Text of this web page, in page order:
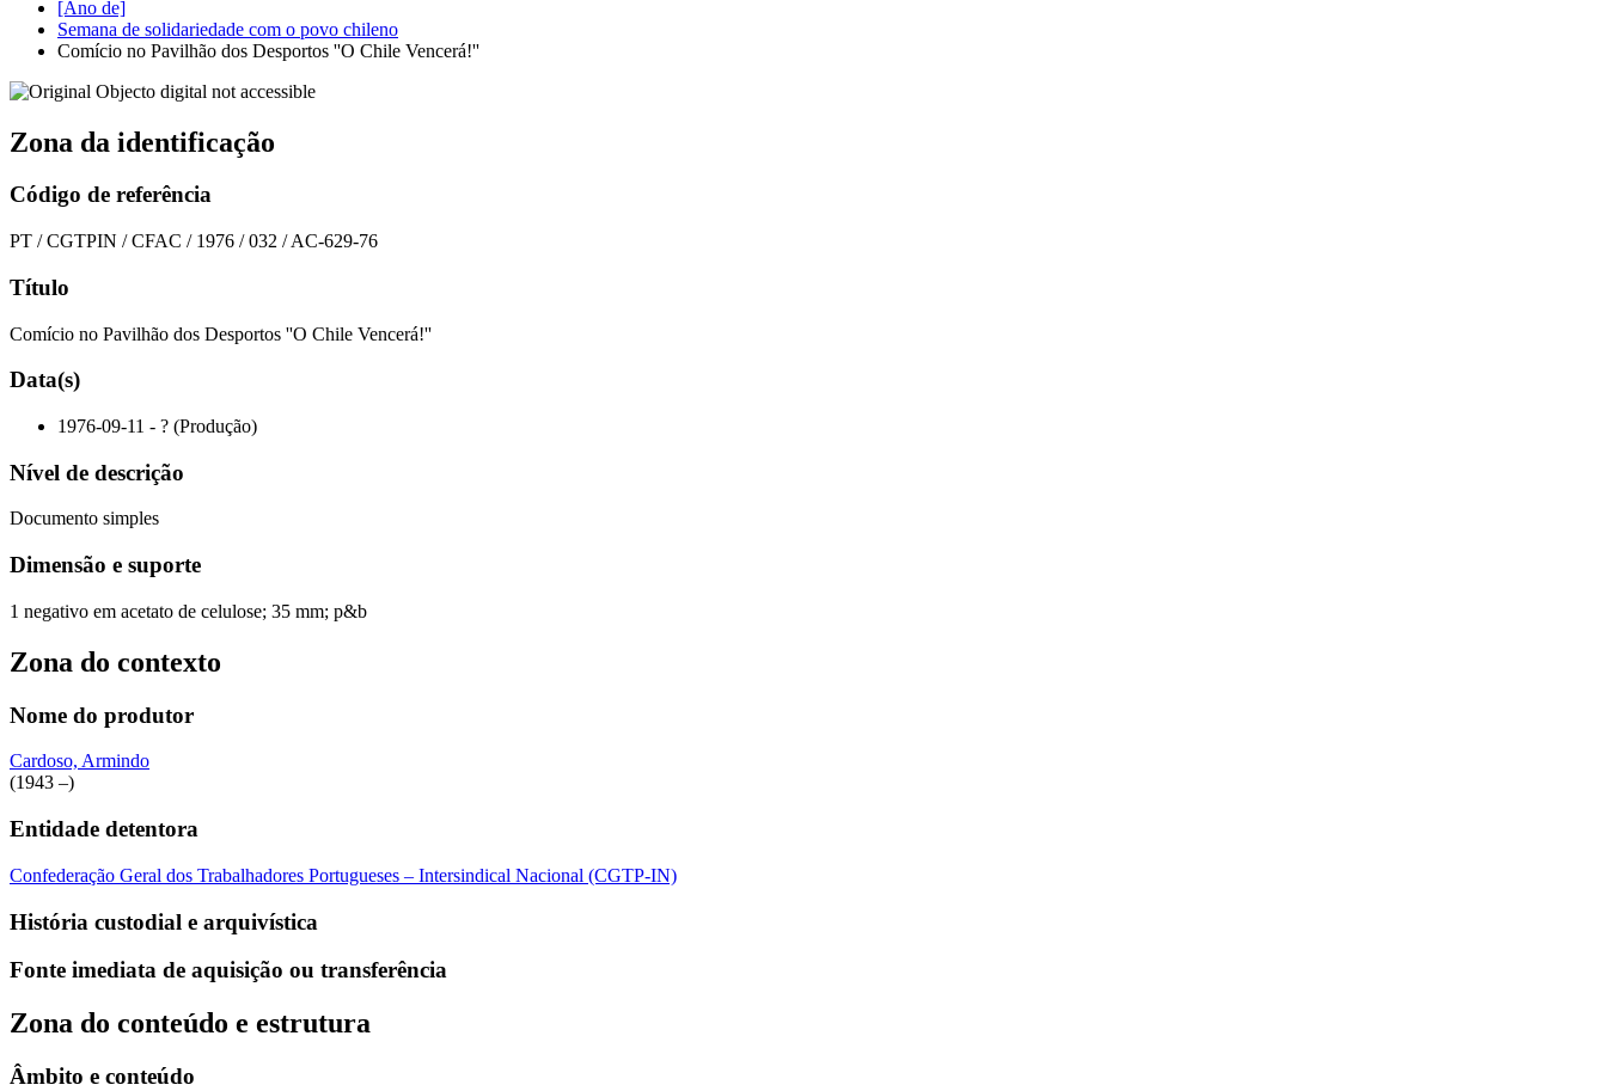
[Ano de]
Semana de solidariedade com o povo chileno
Comício no Pavilhão dos Desportos ''O Chile Vencerá!''
Zona da identificação
Código de referência
PT / CGTPIN / CFAC / 1976 / 032 / AC-629-76
Título
Comício no Pavilhão dos Desportos ''O Chile Vencerá!''
Data(s)
1976-09-11 - ? (Produção)
Nível de descrição
Documento simples
Dimensão e suporte
1 negativo em acetato de celulose; 35 mm; p&b
Zona do contexto
Nome do produtor
Cardoso, Armindo
(1943 –)
Entidade detentora
Confederação Geral dos Trabalhadores Portugueses – Intersindical Nacional (CGTP-IN)
História custodial e arquivística
Fonte imediata de aquisição ou transferência
Zona do conteúdo e estrutura
Âmbito e conteúdo